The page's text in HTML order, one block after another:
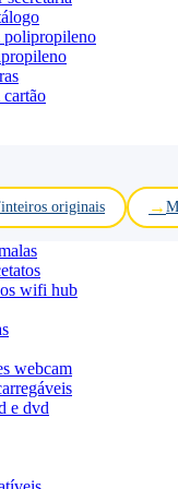
polipropileno
cartão
originais
wifi hub
webcam
e dvd